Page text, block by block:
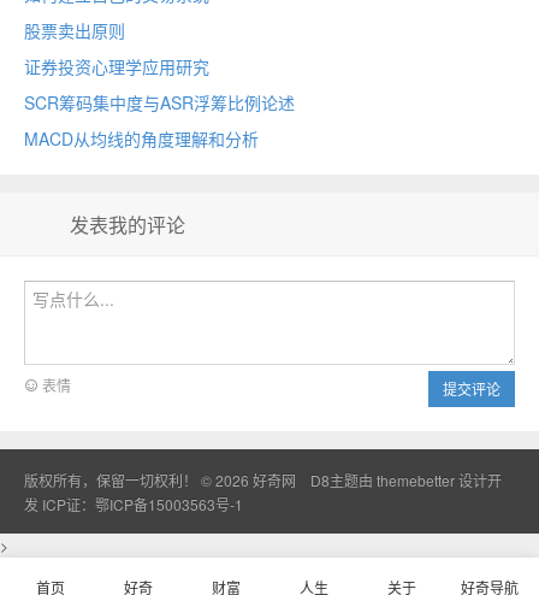
股票卖出原则
证券投资心理学应用研究
SCR筹码集中度与ASR浮筹比例论述
MACD从均线的角度理解和分析
发表我的评论
提交评论
表情
版权所有，保留一切权利！ © 2026 好奇网 D8主题由 themebetter设计开
发 ICP证：鄂ICP备15003563号-1
首页 好奇 财富 人生 关于 好奇导航
>